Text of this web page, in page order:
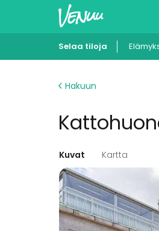
Selaa tiloja
Hakuun
Kuvat Kartta